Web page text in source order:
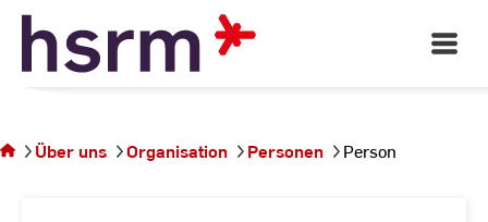
Skip
Content
Open
Main
sich auf
der
Über uns Organisation Personen Person